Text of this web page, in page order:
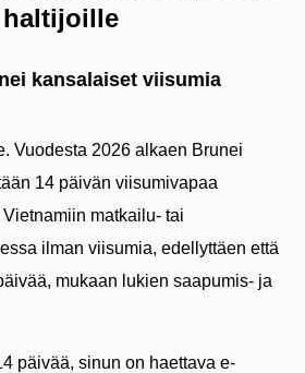
haltijoille
kansalaiset viisumia
Vuodesta 2026 alkaen Brunei
14 päivän viisumivapaa
matkailu- tai
ilman viisumia, edellyttäen että
mukaan lukien saapumis- ja
päivää, sinun on haettava e-